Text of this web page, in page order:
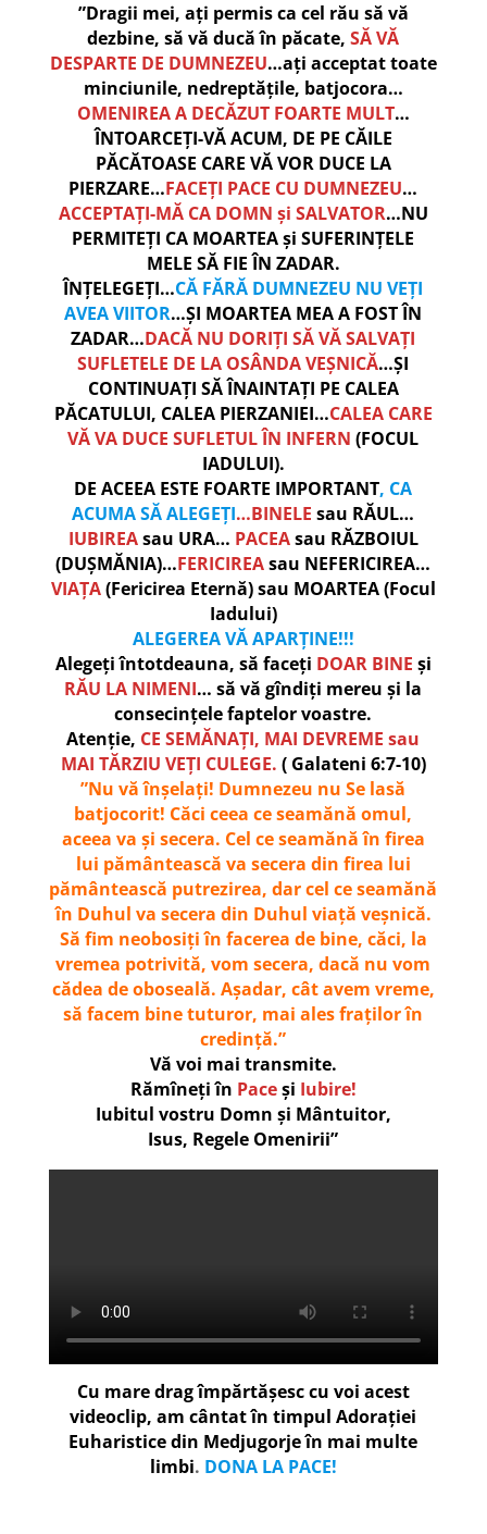
”Dragii mei, ați permis ca cel rău să vă
dezbine, să vă ducă în păcate,SĂ VĂ
DESPARTE DE DUMNEZEU…ați acceptat toate
minciunile, nedreptățile, batjocora…
OMENIREA A DECĂZUT FOARTE MULT…
ÎNTOARCEȚI-VĂ ACUM, DE PE CĂILE
PĂCĂTOASE CARE VĂ VOR DUCE LA
PIERZARE…FACEȚI PACE CU DUMNEZEU…
ACCEPTAȚI-MĂ CA DOMN și SALVATOR…NU
PERMITEȚI CA MOARTEA și SUFERINȚELE
MELE SĂ FIE ÎN ZADAR.
ÎNȚELEGEȚI…CĂ FĂRĂ DUMNEZEU NU VEȚI
AVEA VIITOR…ȘI MOARTEA MEA A FOST ÎN
ZADAR…DACĂ NU DORIȚI SĂ VĂ SALVAȚI
SUFLETELE DE LA OSÂNDA VEȘNICĂ…ȘI
CONTINUAȚI SĂ ÎNAINTAȚI PE CALEA
PĂCATULUI, CALEA PIERZANIEI…CALEA CARE
VĂ VA DUCE SUFLETUL ÎN INFERN (FOCUL
IADULUI).
DE ACEEA ESTE FOARTE IMPORTANT, CA
ACUMA SĂ ALEGEȚI…BINELEsau RĂUL…
IUBIREAsau URA… PACEAsau RĂZBOIUL
(DUȘMĂNIA)…FERICIREAsau NEFERICIREA…
VIAȚA(Fericirea Eternă) sau MOARTEA (Focul
Iadului)
ALEGEREA VĂ APARȚINE!!!
Alegeți întotdeauna, să faceți DOAR BINE și
RĂU LA NIMENI… să vă gîndiți mereu și la
consecințele faptelor voastre.
Atenție, CE SEMĂNAȚI, MAI DEVREME sau
MAI TĂRZIU VEȚI CULEGE. ( Galateni 6:7-10)
”Nu vă înșelați! Dumnezeu nu Se lasă
batjocorit! Căci ceea ce seamănă omul,
aceea va și secera. Cel ce seamănă în firea
lui pământească va secera din firea lui
pământească putrezirea, dar cel ce seamănă
în Duhul va secera din Duhul viață veșnică.
Să fim neobosiți în facerea de bine, căci, la
vremea potrivită, vom secera, dacă nu vom
cădea de oboseală. Așadar, cât avem vreme,
să facem bine tuturor, mai ales fraților în
credință.”
Vă voi mai transmite.
Rămîneți în Paceși Iubire!
Iubitul vostru Domn și Mântuitor,
Isus, Regele Omenirii”
Cu mare drag împărtășesc cu voi acest
videoclip, am cântat în timpul Adorației
Euharistice din Medjugorje în mai multe
limbi. DONA LA PACE!